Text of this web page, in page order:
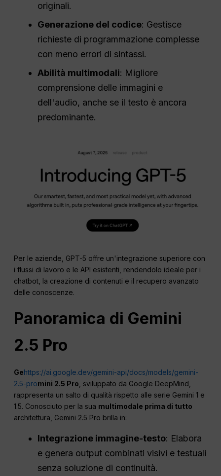
originali.
Generazione del codice: Gestisce
richieste di programmazione complesse
con meno errori di sintassi.
Abilità multimodali: Migliore
comprensione delle immagini e
dell'audio, anche se il testo è ancora
predominante.
Per le aziende, GPT-5 offre un'integrazione superiore con
i flussi di lavoro e le API esistenti, rendendolo ideale per i
chatbot, la creazione di contenuti e il recupero avanzato
delle conoscenze.
Panoramica di Gemini
2.5 Pro
Gehttps://ai.google.dev/gemini-api/docs/models/gemini-
2.5-promini 2.5 Pro , sviluppato da Google DeepMind,
rappresenta un salto di qualità rispetto alle serie Gemini 1 e
1.5. Conosciuto per la sua multimodale prima di tutto
architettura, Gemini 2.5 Pro brilla in:
Integrazione immagine-testo: Elabora
e genera output combinati visivi e testuali
senza soluzione di continuità.